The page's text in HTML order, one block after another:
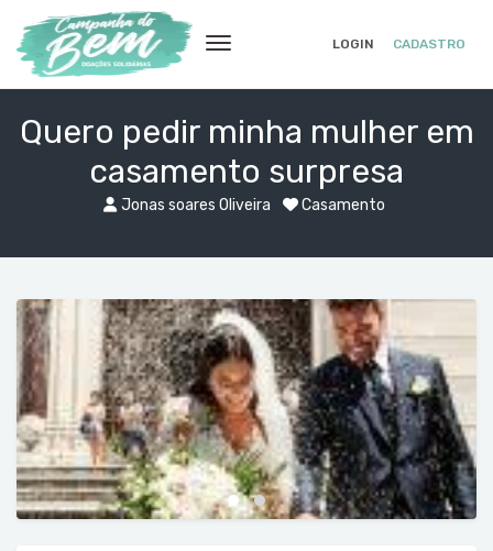
LOGIN CADASTRO
Quero pedir minha mulher em
casamento surpresa
Jonas soares Oliveira Casamento